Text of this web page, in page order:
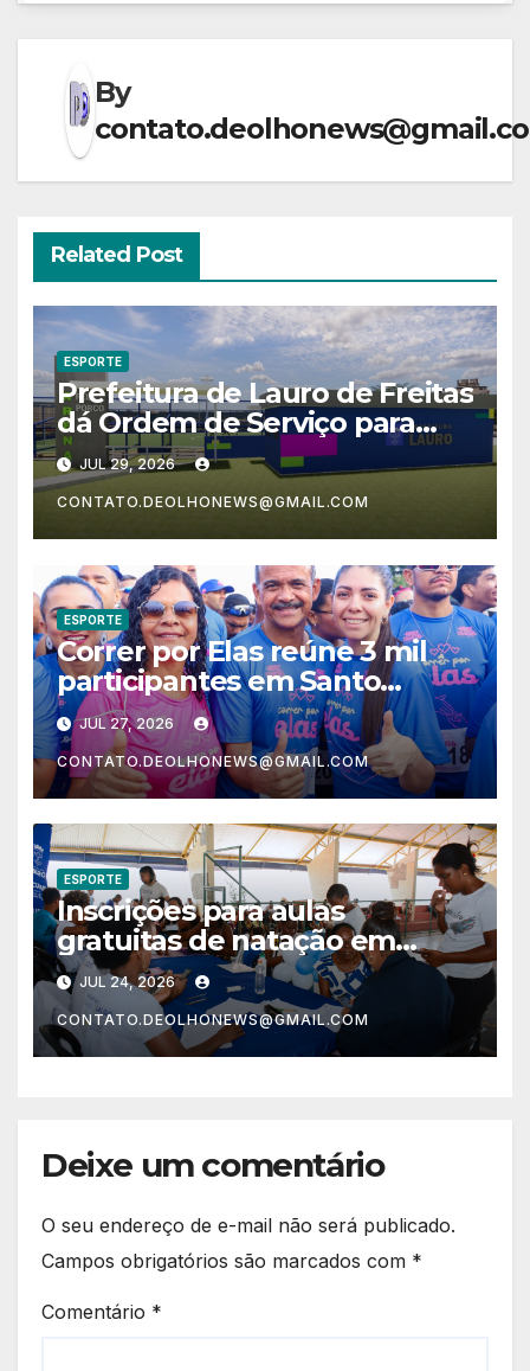
By
Related Post
ESPORTE
Prefeitura de Lauro de Freitas
dá Ordem de Serviço para
transformar Arena Pela
Porco, em Vida Nova
JUL 29, 2026
CONTATO.DEOLHONEWS@GMAIL.COM
ESPORTE
Correr por Elas reúne 3 mil
participantes em Santo
Estêvão e arrecada 10
toneladas de alimentos
JUL 27, 2026
CONTATO.DEOLHONEWS@GMAIL.COM
ESPORTE
Inscrições para aulas
gratuitas de natação em
Lauro de Freitas atraem
grande público
JUL 24, 2026
CONTATO.DEOLHONEWS@GMAIL.COM
Deixe um comentário
O seu endereço de e-mail não será publicado.
Campos obrigatórios são marcados com *
Comentário *